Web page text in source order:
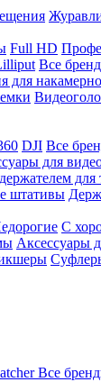
Full HD
Все
для
DJI Все
для
для
штативы
С
Аксессуары
Все